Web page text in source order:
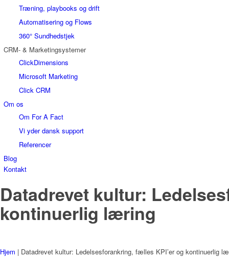
Træning, playbooks og drift
Automatisering og Flows
360° Sundhedstjek
CRM- & Marketingsystemer
ClickDimensions
Microsoft Marketing
Click CRM
Om os
Om For A Fact
Vi yder dansk support
Referencer
Blog
Kontakt
Datadrevet kultur:
kontinuerlig læring
Hjem | Datadrevet kultur: Ledelsesforankring, fælles KPI’er og kontinuerlig